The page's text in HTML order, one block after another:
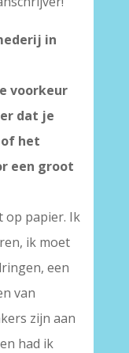
in
voorkeur
dat je
het
een groot
op papier. Ik
ik moet
een
van
zijn aan
had ik